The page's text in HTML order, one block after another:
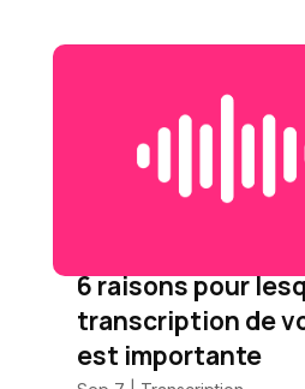
6 raisons pour
transcription de
est importante